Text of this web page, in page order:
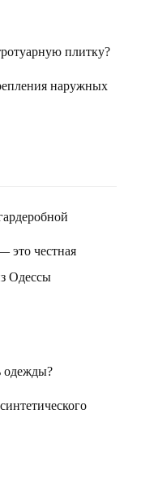
плитку?
наружных
это честная
Одессы
одежды?